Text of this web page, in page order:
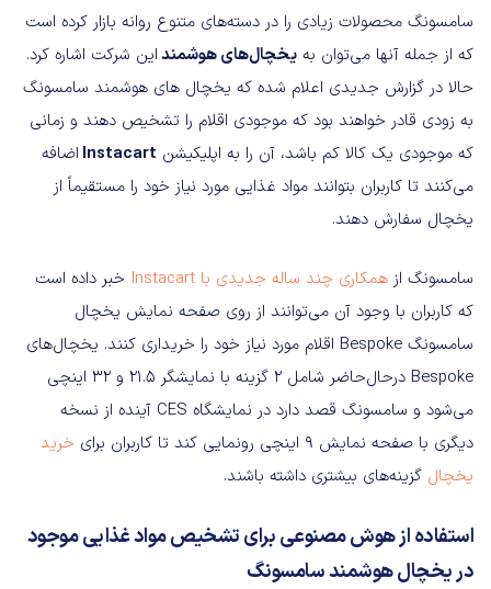
سامسونگ محصولات زیادی را در دسته‌های متنوع روانه بازار کرده است
که از جمله آنها می‌توان به یخچال‌های هوشمنداین شرکت اشاره کرد.
حالا در گزارش جدیدی اعلام شده که یخچال های هوشمند سامسونگ
به زودی قادر خواهند بود که موجودی اقلام را تشخیص دهند و زمانی
که موجودی یک کالا کم باشد، آن را به اپلیکیشن Instacart اضافه
می‌کنند تا کاربران بتوانند مواد غذایی مورد نیاز خود را مستقیماً از
یخچال سفارش دهند.
سامسونگ از همکاری چند ساله جدیدی با Instacart
خبر داده است
که کاربران با وجود آن می‌توانند از روی صفحه نمایش یخچال
سامسونگ Bespoke اقلام مورد نیاز خود را خریداری کنند. یخچال‌های
Bespoke در‌حال‌حاضر شامل 2 گزینه با نمایشگر 21.5 و 32 اینچی
می‌شود و سامسونگ قصد دارد در نمایشگاه CES آینده از نسخه
دیگری با صفحه نمایش 9 اینچی رونمایی کند تا کاربران برای
خرید
یخچال گزینه‌های بیشتری داشته باشند.
استفاده از هوش مصنوعی برای تشخیص مواد غذایی موجود
در یخچال هوشمند سامسونگ